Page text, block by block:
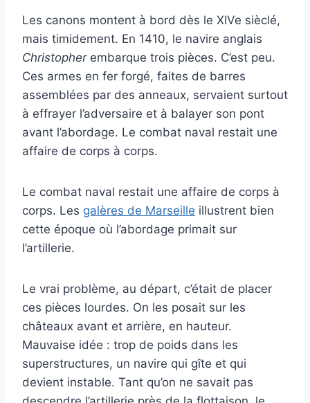
Les canons montent à bord dès le XIVe sièclé,
mais timidement. En 1410, le navire anglais
Christopherembarque trois pièces. C’est peu.
Ces armes en fer forgé, faites de barres
assemblées par des anneaux, servaient surtout
à effrayer l’adversaire et à balayer son pont
avant l’abordage. Le combat naval restait une
affaire de corps à corps.
Le combat naval restait une affaire de corps à
corps. Les galères de Marseille illustrent bien
cette époque où l’abordage primait sur
l’artillerie.
Le vrai problème, au départ, c’était de placer
ces pièces lourdes. On les posait sur les
châteaux avant et arrière, en hauteur.
Mauvaise idée : trop de poids dans les
superstructures, un navire qui gîte et qui
devient instable. Tant qu’on ne savait pas